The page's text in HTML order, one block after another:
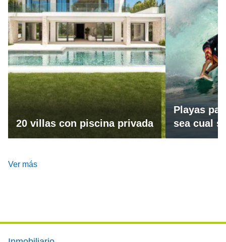
20 villas con piscina privada
Playas
sea cual
Ver más
Footer main menu